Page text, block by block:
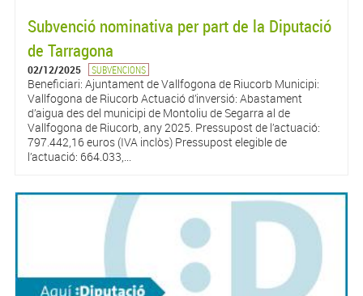
Subvenció nominativa per part de la Diputació
de Tarragona
02/12/2025 SUBVENCIONS
Beneficiari: Ajuntament de Vallfogona de Riucorb Municipi:
Vallfogona de Riucorb Actuació d’inversió: Abastament
d’aigua des del municipi de Montoliu de Segarra al de
Vallfogona de Riucorb, any 2025. Pressupost de l’actuació:
797.442,16 euros (IVA inclòs) Pressupost elegible de
l’actuació: 664.033,...